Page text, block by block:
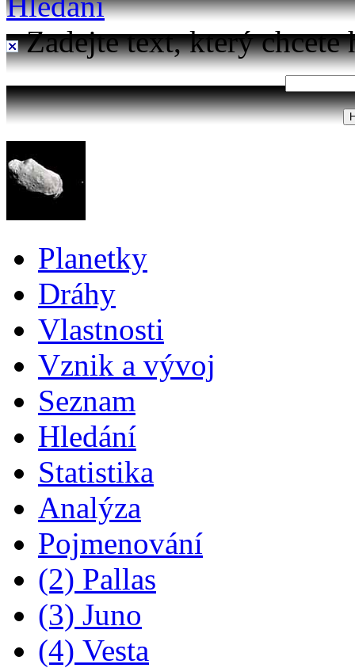
Zadejte text, který chcete
Planetky
Dráhy
Vlastnosti
Vznik a vývoj
Seznam
Hledání
Statistika
Analýza
Pojmenování
(2) Pallas
(3) Juno
(4) Vesta